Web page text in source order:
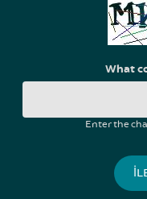
What
Enter the